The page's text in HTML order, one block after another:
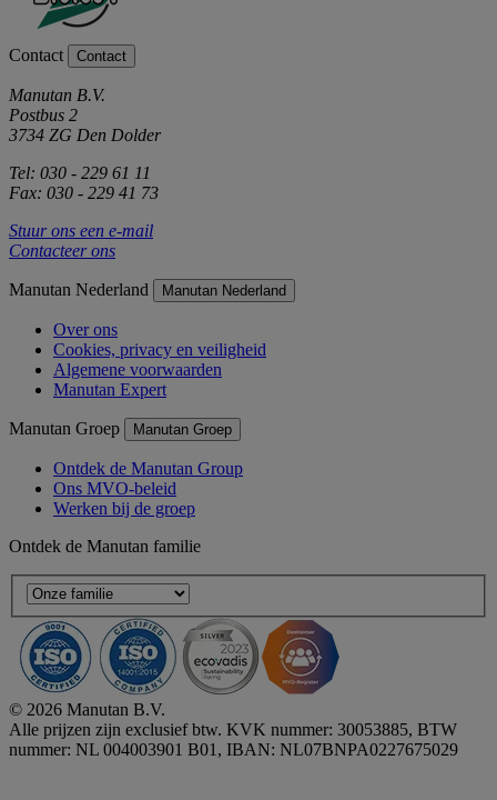
Contact Contact
Manutan B.V.
Postbus 2
3734 ZG Den Dolder
Tel: 030 - 229 61 11
Fax: 030 - 229 41 73
Stuur ons een e-mail
Contacteer ons
Manutan Nederland Manutan Nederland
Over ons
Cookies, privacy en veiligheid
Algemene voorwaarden
Manutan Expert
Manutan Groep Manutan Groep
Ontdek de Manutan Group
Ons MVO-beleid
Werken bij de groep
Ontdek de Manutan familie
© 2026 Manutan B.V.
Alle prijzen zijn exclusief btw. KVK nummer: 30053885, BTW
nummer: NL 004003901 B01, IBAN: NL07BNPA0227675029